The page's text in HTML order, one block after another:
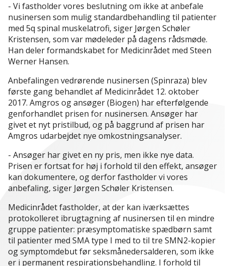
- Vi fastholder vores beslutning om ikke at anbefale
nusinersen som mulig standardbehandling til patienter
med 5q spinal muskelatrofi, siger Jørgen Schøler
Kristensen, som var mødeleder på dagens rådsmøde.
Han deler formandskabet for Medicinrådet med Steen
Werner Hansen.
Anbefalingen vedrørende nusinersen (Spinraza) blev
første gang behandlet af Medicinrådet 12. oktober
2017. Amgros og ansøger (Biogen) har efterfølgende
genforhandlet prisen for nusinersen. Ansøger har
givet et nyt pristilbud, og på baggrund af prisen har
Amgros udarbejdet nye omkostningsanalyser.
- Ansøger har givet en ny pris, men ikke nye data.
Prisen er fortsat for høj i forhold til den effekt, ansøger
kan dokumentere, og derfor fastholder vi vores
anbefaling, siger Jørgen Schøler Kristensen.
Medicinrådet fastholder, at der kan iværksættes
protokolleret ibrugtagning af nusinersen til en mindre
gruppe patienter: præsymptomatiske spædbørn samt
til patienter med SMA type I med to til tre SMN2-kopier
og symptomdebut før seksmånedersalderen, som ikke
er i permanent respirationsbehandling. I forhold til